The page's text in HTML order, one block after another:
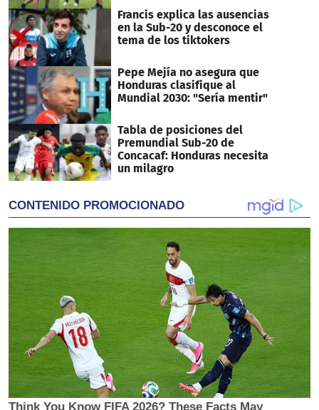
Francis explica las ausencias
en la Sub-20 y desconoce el
tema de los tiktokers
Pepe Mejía no asegura que
Honduras clasifique al
Mundial 2030: "Sería mentir"
Tabla de posiciones del
Premundial Sub-20 de
Concacaf: Honduras necesita
un milagro